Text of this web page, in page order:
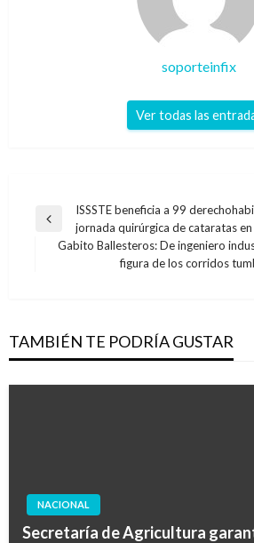
soporteinfix
Ver todas las
Navegación
Entrada
anterior
ISSSTE beneficia a 99
jornada quirúrgica de cataratas
Gabito Ballesteros: De ingeniero
figura de los corridos
TAMBIÉN TE PODRÍA GUSTAR
NACIONAL
Secretaría de Agricultura